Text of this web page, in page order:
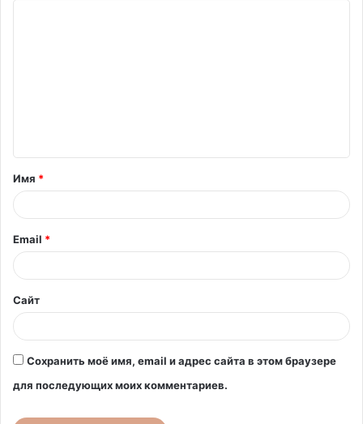
т
а
р
й
Имя *
Email *
Сайт
Сохранить моё имя, email и адрес сайта в этом браузере
для последующих моих комментариев.